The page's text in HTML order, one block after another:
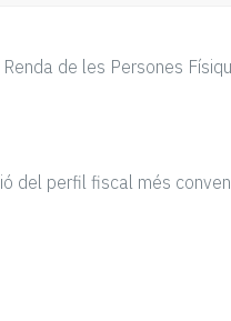
de les Persones
del perfil fiscal més